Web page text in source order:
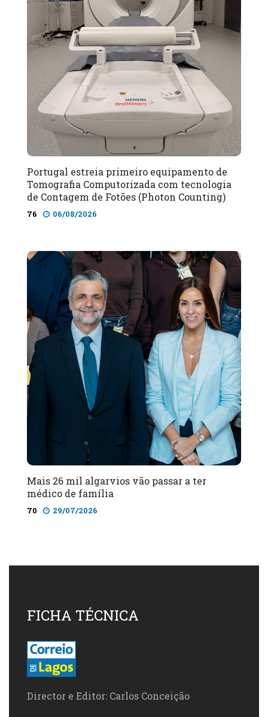
Portugal estreia primeiro equipamento de
Tomografia Computorizada com tecnologia
de Contagem de Fotões (Photon Counting)
76 06/08/2026
Mais 26 mil algarvios vão passar a ter
médico de família
70 29/07/2026
FICHA TÉCNICA
Director e Editor: Carlos Conceição